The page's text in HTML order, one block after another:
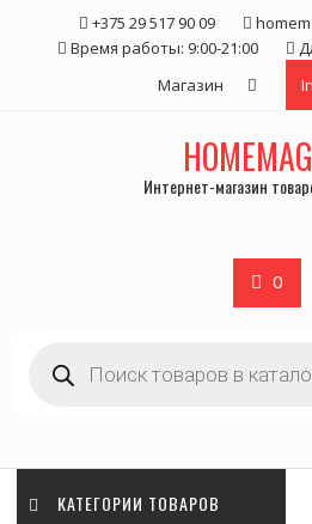
+375 29 517 90 09
Время работы: 9:00-21:00
Магазин
Интернет-магазин
0
товаров
КАТЕГОРИИ ТОВАРОВ